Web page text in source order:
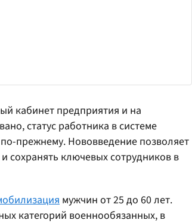
кабинет предприятия и на
статус работника в системе
прежнему. Нововведение позволяет
сохранять ключевых сотрудников в
мужчин от 25 до 60 лет.
категорий военнообязанных, в